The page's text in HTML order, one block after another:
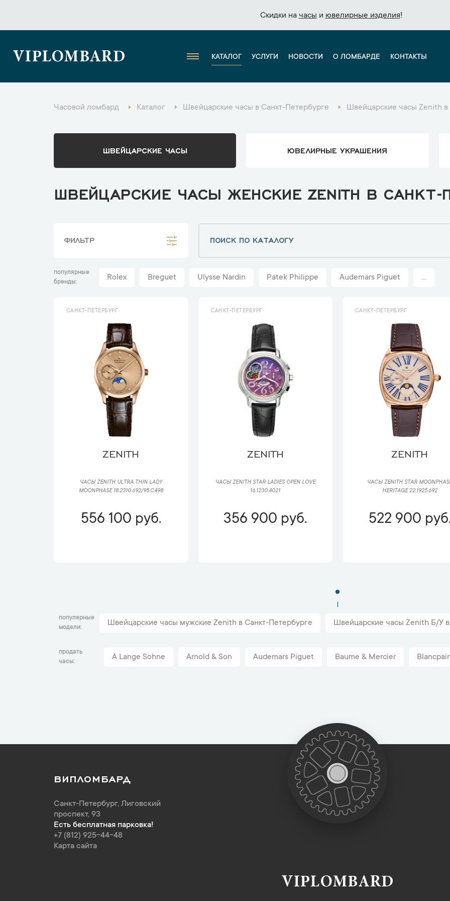
Скидки на часы и ювелирные изделия!
Скидки на часы и ювелирные изделия!
VIPLOMBARD КАТАЛОГ УСЛУГИ НОВОСТИ О ЛОМБАРДЕ КОНТАКТЫ
Часовой ломбард Каталог Швейцарские часы в Санкт-Петербурге Швейцарские часы Zenith в
ШВЕЙЦАРСКИЕ ЧАСЫ ЮВЕЛИРНЫЕ УКРАШЕНИЯ
ШВЕЙЦАРСКИЕ ЧАСЫ ЖЕНСКИЕ ZENITH В САНКТ-
ФИЛЬТР
популярные
бренды
Rolex Breguet Ulysse Nardin Patek Philippe Audemars Piguet ...
САНКТ-ПЕТЕРБУРГ
ZENITH
ЧАСЫ ZENITH ULTRA THIN LADY
MOONPHASE 18.2310.692/95.C498
556 100 руб.
САНКТ-ПЕТЕРБУРГ
ZENITH
ЧАСЫ ZENITH STAR LADIES OPEN LOVE
16.1230.4021
356 900 руб.
САНКТ-ПЕТЕРБУРГ
ZENITH
ЧАСЫ ZENITH STAR
HERITAGE 22.1925.692
522 900
1
популярные
модели
Швейцарские часы мужские Zenith в Санкт-Петербурге Швейцарские часы Zenith Б/У
продать
часы
A Lange Sohne Arnold & Son Audemars Piguet Baume & Mercier
ВИПЛОМБАРД
Санкт-Петербург, Лиговский
проспект, 93
Есть бесплатная парковка!
+7 (812) 925-44-48
Карта сайта
VIPLOMBARD